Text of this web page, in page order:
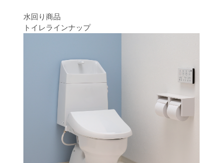
水回り商品
トイレラインナップ